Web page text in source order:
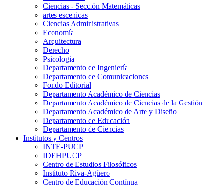
Ciencias - Sección Matemáticas
artes escenicas
Ciencias Administrativas
Economía
Arquitectura
Derecho
Psicologia
Departamento de Ingeniería
Departamento de Comunicaciones
Fondo Editorial
Departamento Académico de Ciencias
Departamento Académico de Ciencias de la Gestión
Departamento Académico de Arte y Diseño
Departamento de Educación
Departamento de Ciencias
Institutos y Centros
INTE-PUCP
IDEHPUCP
Centro de Estudios Filosóficos
Instituto Riva-Agüero
Centro de Educación Contínua